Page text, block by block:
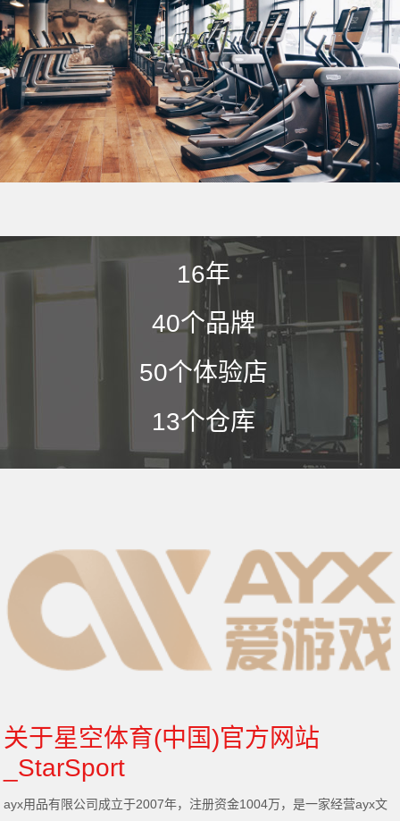
16年
40个品牌
50个体验店
13个仓库
关于星空体育(中国)官方网站
_StarSport
ayx用品有限公司成立于2007年，注册资金1004万，是一家经营ayx文